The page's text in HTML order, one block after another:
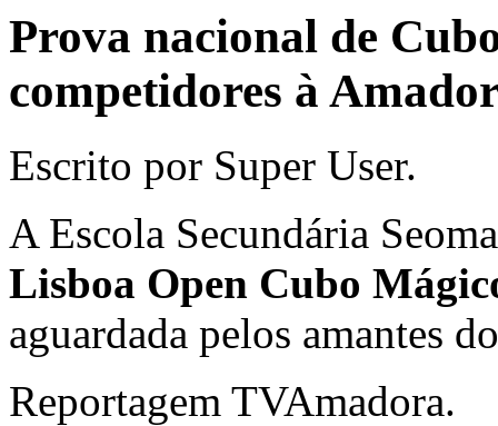
Prova nacional de
competidores à
Escrito por Super User.
A Escola Secundária
Lisboa Open Cubo
aguardada pelos amantes
Reportagem TVAmadora.